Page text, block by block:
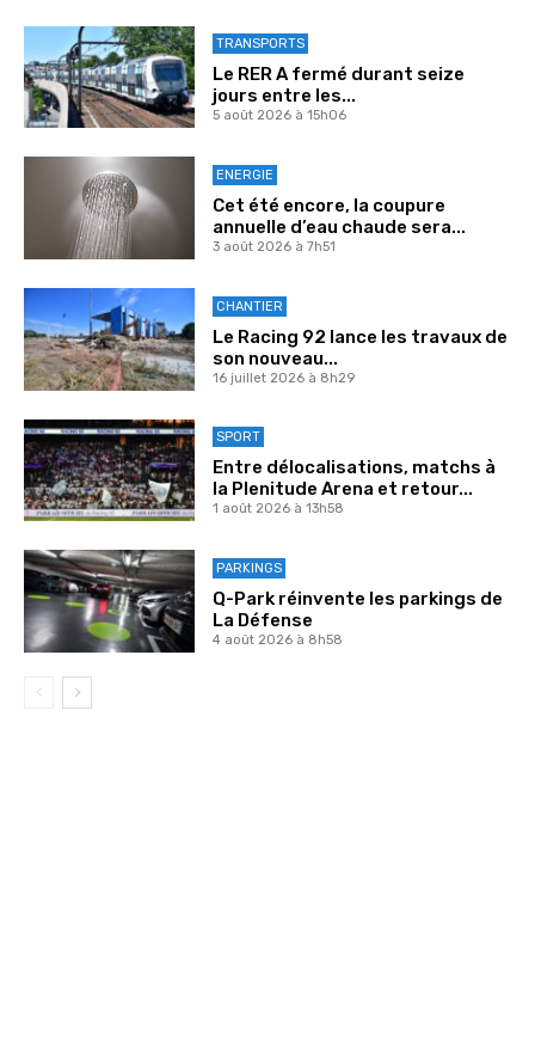
TRANSPORTS
Le RER A fermé durant seize
jours entre les...
5 août 2026 à 15h06
ENERGIE
Cet été encore, la coupure
annuelle d’eau chaude sera...
3 août 2026 à 7h51
CHANTIER
Le Racing 92 lance les travaux de
son nouveau...
16 juillet 2026 à 8h29
SPORT
Entre délocalisations, matchs à
la Plenitude Arena et retour...
1 août 2026 à 13h58
PARKINGS
Q-Park réinvente les parkings de
La Défense
4 août 2026 à 8h58